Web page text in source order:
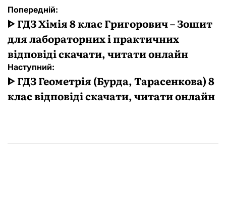
Навігація
записів
Попередній:
ᐈ ГДЗ Хімія 8 клас Григорович – Зошит
для лабораторних і практичних
відповіді скачати, читати онлайн
Наступний:
ᐈ ГДЗ Геометрія (Бурда, Тарасенкова) 8
клас відповіді скачати, читати онлайн